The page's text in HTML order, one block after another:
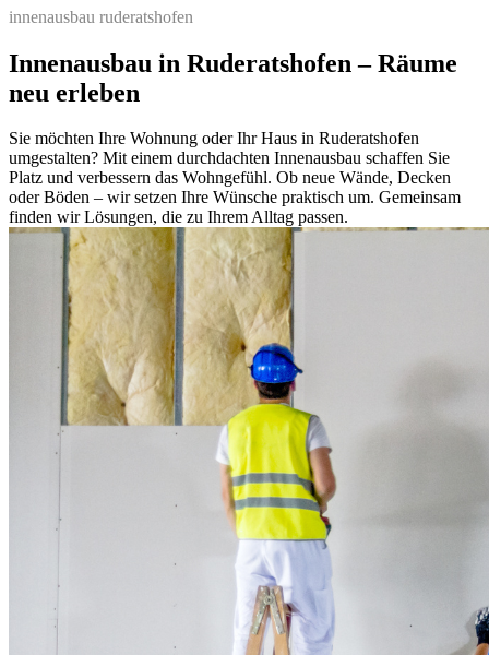
innenausbau ruderatshofen
Innenausbau in Ruderatshofen – Räume
neu erleben
Sie möchten Ihre Wohnung oder Ihr Haus in Ruderatshofen
umgestalten? Mit einem durchdachten Innenausbau schaffen Sie
Platz und verbessern das Wohngefühl. Ob neue Wände, Decken
oder Böden – wir setzen Ihre Wünsche praktisch um. Gemeinsam
finden wir Lösungen, die zu Ihrem Alltag passen.